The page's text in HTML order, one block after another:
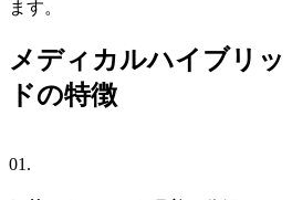
ます。
メディカルハイブリ
ドの特徴
01.